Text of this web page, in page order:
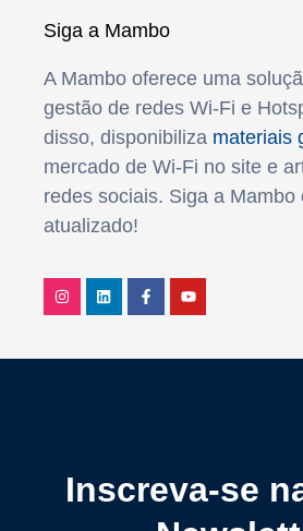
Siga a Mambo
A Mambo oferece uma
gestão de redes Wi-Fi e
disso, disponibiliza materiais
mercado de Wi-Fi no site e
redes sociais. Siga a Mambo
atualizado!
Inscreva-se